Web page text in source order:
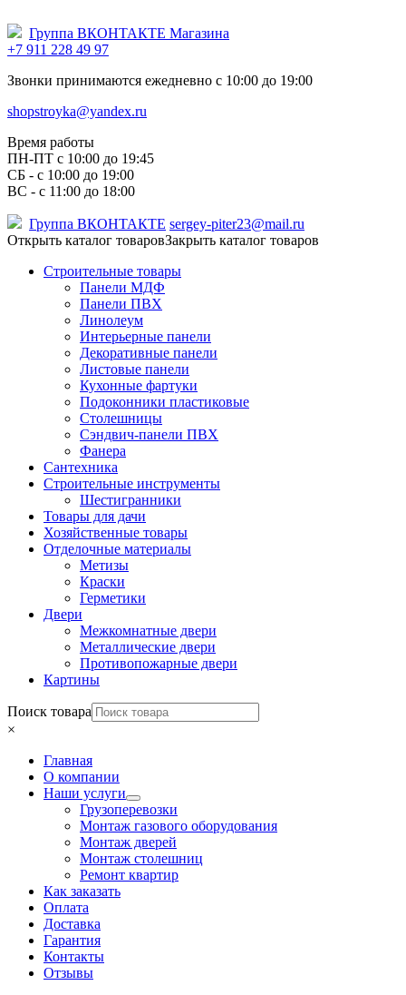
Группа ВКОНТАКТЕ Магазина
+7 911 228 49 97
Звонки принимаются ежедневно с 10:00 до 19:00
shopstroyka@yandex.ru
Время работы
ПН-ПТ c 10:00 до 19:45
СБ - с 10:00 до 19:00
ВС - с 11:00 до 18:00
Группа ВКОНТАКТЕ sergey-piter23@mail.ru
Открыть каталог товаровЗакрыть каталог товаров
Строительные товары
Панели МДФ
Панели ПВХ
Линолеум
Интерьерные панели
Декоративные панели
Листовые панели
Кухонные фартуки
Подоконники пластиковые
Столешницы
Сэндвич-панели ПВХ
Фанера
Сантехника
Строительные инструменты
Шестигранники
Товары для дачи
Хозяйственные товары
Отделочные материалы
Метизы
Краски
Герметики
Двери
Межкомнатные двери
Металлические двери
Противопожарные двери
Картины
Поиск товара
×
Главная
О компании
Наши услуги
Грузоперевозки
Монтаж газового оборудования
Монтаж дверей
Монтаж столешниц
Ремонт квартир
Как заказать
Оплата
Доставка
Гарантия
Контакты
Отзывы